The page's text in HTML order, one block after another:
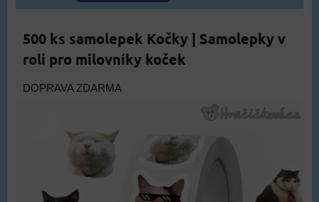
500 ks samolepek Kočky | Samolepky v
roli pro milovníky koček
DOPRAVA ZDARMA